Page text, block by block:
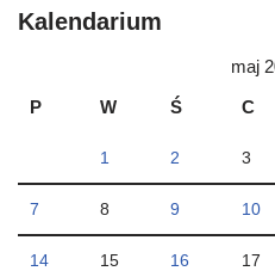
Kalendarium
maj
P
W Ś C
1 2 3
7 8 9 10
14 15 16 17